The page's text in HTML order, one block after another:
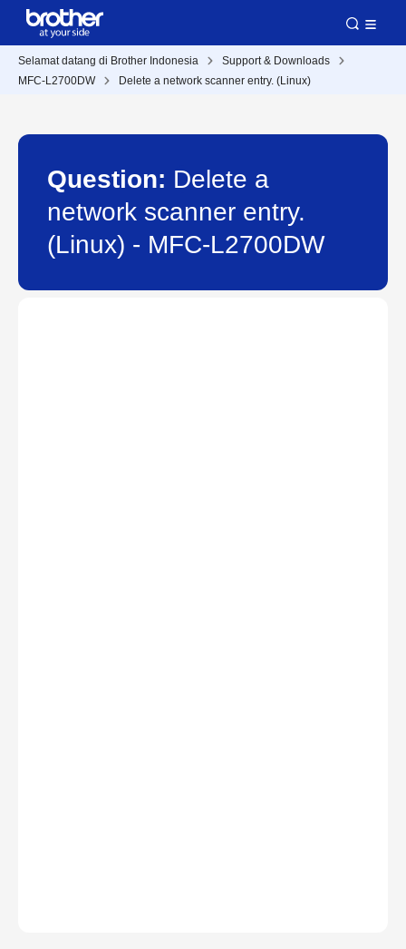
Selamat datang di Brother Indonesia
Support & Downloads
MFC-L2700DW
Delete a network scanner entry. (Linux)
Question: Delete a
network scanner entry.
(Linux) - MFC-L2700DW